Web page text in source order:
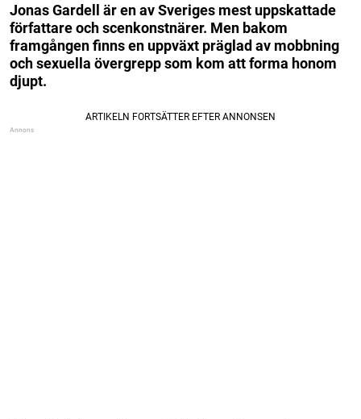
Jonas Gardell är en av Sveriges mest uppskattade
författare och scenkonstnärer. Men bakom
framgången finns en uppväxt präglad av mobbning
och sexuella övergrepp som kom att forma honom
djupt.